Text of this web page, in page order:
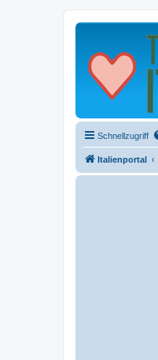
Schnellzugriff
Italienportal